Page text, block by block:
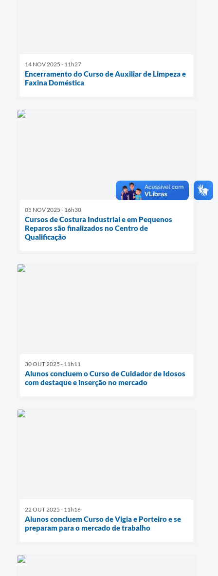
14 NOV 2025 - 11h27
Encerramento do Curso de Auxiliar de Limpeza e
Faxina Doméstica
05 NOV 2025 - 16h30
Cursos de Costura Industrial e em Pequenos
Reparos são finalizados no Centro de
Qualificação
30 OUT 2025 - 11h11
Alunos concluem o Curso de Cuidador de Idosos
com destaque e inserção no mercado
22 OUT 2025 - 11h16
Alunos concluem Curso de Vigia e Porteiro e se
preparam para o mercado de trabalho